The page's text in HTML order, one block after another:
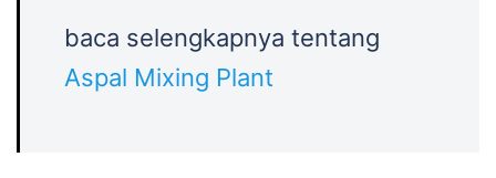
baca selengkapnya tentang
Aspal Mixing Plant